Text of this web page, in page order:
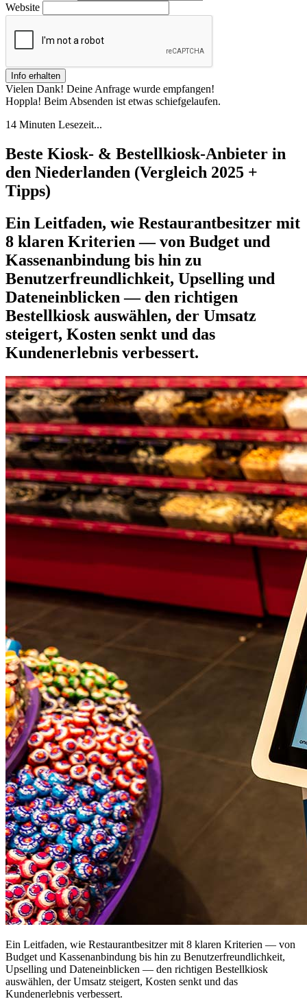
Website
Vielen Dank! Deine Anfrage wurde empfangen!
Hoppla! Beim Absenden ist etwas schiefgelaufen.
14 Minuten Lesezeit...
Beste Kiosk- & Bestellkiosk-Anbieter in
den Niederlanden (Vergleich 2025 +
Tipps)
Ein Leitfaden, wie Restaurantbesitzer mit
8 klaren Kriterien — von Budget und
Kassenanbindung bis hin zu
Benutzerfreundlichkeit, Upselling und
Dateneinblicken — den richtigen
Bestellkiosk auswählen, der Umsatz
steigert, Kosten senkt und das
Kundenerlebnis verbessert.
Ein Leitfaden, wie Restaurantbesitzer mit 8 klaren Kriterien — von
Budget und Kassenanbindung bis hin zu Benutzerfreundlichkeit,
Upselling und Dateneinblicken — den richtigen Bestellkiosk
auswählen, der Umsatz steigert, Kosten senkt und das
Kundenerlebnis verbessert.